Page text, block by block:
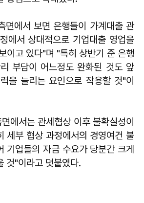
면에서 보면 은행들이 가계대출 관
에서 상대적으로 기업대출 영업을
이고 있다"며 "특히 상반기 준 은행
부담이 어느정도 완화된 것도 앞
을 늘리는 요인으로 작용할 것"이
에서는 관세협상 이후 불확실성이
세부 협상 과정에서의 경영여건 불
기업들의 자금 수요가 당분간 크게
것"이라고 덧붙였다.